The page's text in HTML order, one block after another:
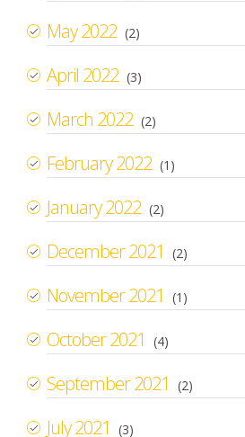
May 2022 (2)
April 2022 (3)
March 2022 (2)
February 2022 (1)
January 2022 (2)
December 2021 (2)
November 2021 (1)
October 2021 (4)
September 2021 (2)
July 2021 (3)